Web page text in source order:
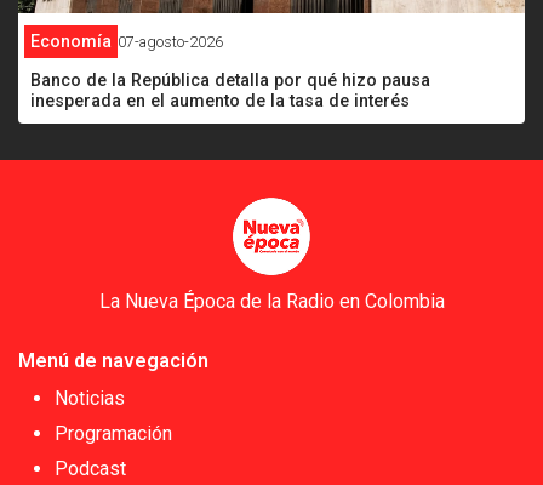
Economía 07-agosto-2026
Banco de la República detalla por qué hizo pausa
inesperada en el aumento de la tasa de interés
La Nueva Época de la Radio en Colombia
Menú de navegación
Noticias
Programación
Podcast